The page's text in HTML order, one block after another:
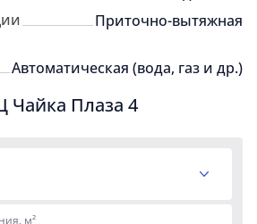
Приточно-вытяжная
Автоматическая (вода, газ и др.)
Чайка Плаза 4
м²